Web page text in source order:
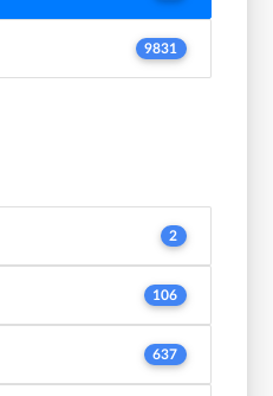
9831
2
106
637